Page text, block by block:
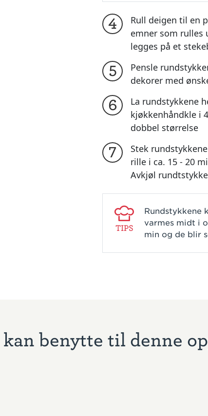
4
Rull deigen til en
emner som
legges på et
5
Pensle
dekorer med
6
La rundstykkene
kjøkkenhåndkle i
dobbel størrelse
7
Stek
rille i ca. 15 - 20
Avkjøl
TIPS
Rundstykkene
varmes midt i
min og de blir
benytte til denne